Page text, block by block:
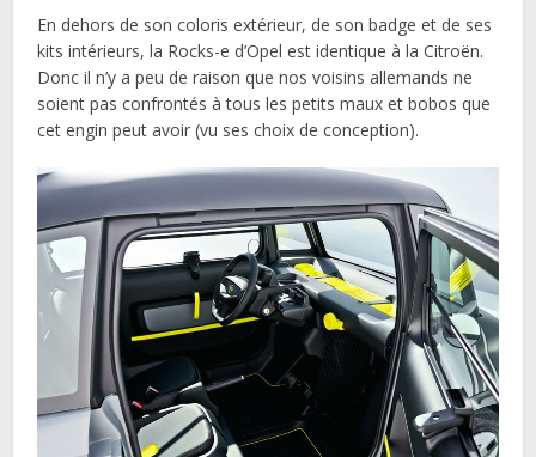
En dehors de son coloris extérieur, de son badge et de ses
kits intérieurs, la Rocks-e d’Opel est identique à la Citroën.
Donc il n’y a peu de raison que nos voisins allemands ne
soient pas confrontés à tous les petits maux et bobos que
cet engin peut avoir (vu ses choix de conception).